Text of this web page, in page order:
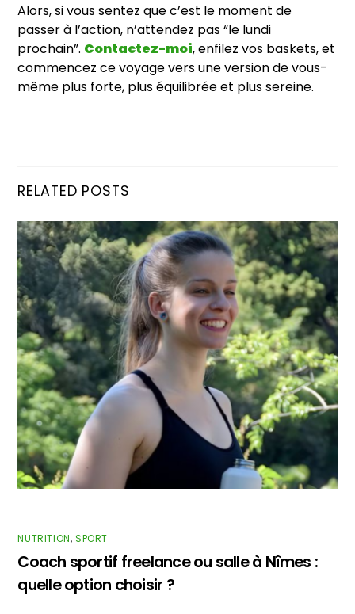
Alors, si vous sentez que c’est le moment de
passer à l’action, n’attendez pas “le lundi
prochain”. Contactez-moi, enfilez vos baskets, et
commencez ce voyage vers une version de vous-
même plus forte, plus équilibrée et plus sereine.
RELATED POSTS
NUTRITION,SPORT
Coach sportif freelance ou salle à Nîmes :
quelle option choisir ?